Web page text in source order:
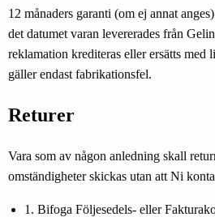
12 månaders garanti (om ej annat
det datumet varan levererades från
reklamation krediteras eller ersätts med
gäller endast fabrikationsfel.
Returer
Vara som av någon anledning skall
omständigheter skickas utan att Ni
1. Bifoga Följesedels- eller